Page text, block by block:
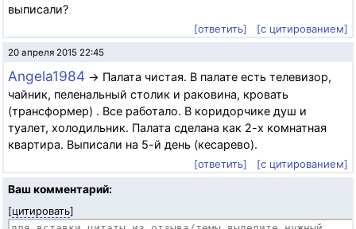
выписали?
[ответить] [с цитированием]
20 апреля 2015 22:45
Angela1984 → Палата чистая. В палате есть телевизор,
чайник, пеленальный столик и раковина, кровать
(трансформер) . Все работало. В коридорчике душ и
туалет, холодильник. Палата сделана как 2-х комнатная
квартира. Выписали на 5-й день (кесарево).
[ответить]
[с цитированием]
Ваш комментарий:
[цитировать]